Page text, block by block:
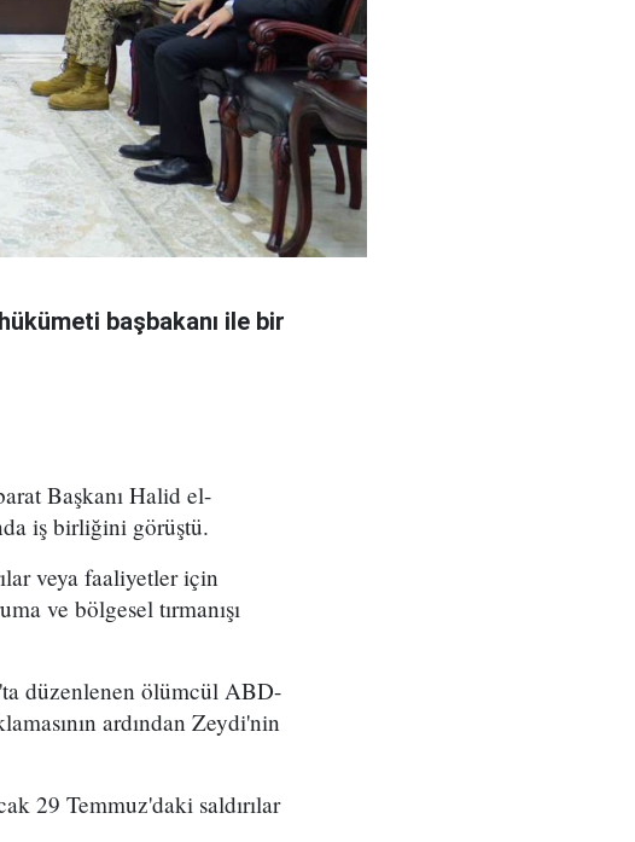
başbakanı ile bir
Başkanı Halid el-
iş birliğini görüştü.
veya faaliyetler için
ve bölgesel tırmanışı
düzenlenen ölümcül ABD-
ardından Zeydi'nin
29 Temmuz'daki saldırılar